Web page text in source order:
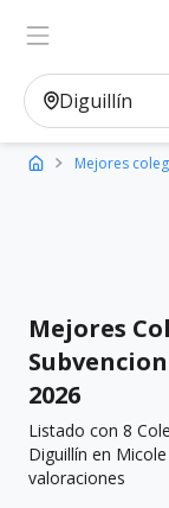
Mejores
Mejores
2026
Listado con 8
Diguillín en
valoraciones